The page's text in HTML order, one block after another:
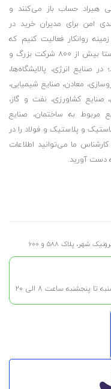
برای کسانی که می‌پرسند روغن shell omala s2 g 680 چند لیتر است، باید
و 1000 لیتری این روغن موجود است. لطفا توجه
بر اینکه مظروف مورد نیاز
در سایت قرار دادیم، تماس
فضای خشک، بدون رطوبت و
در معرض باد و باران نباشد
آن را باز نکنید مگر اینکه
کرد.
هیراد حساب باز می‌کنند و
امن برای مدیران خرید در
روانکار فعالیت کنیم که
باعث رشد روزافزون مجموعه شد. در همین راستا بیش از 800 شرکت بزرگ و
صنایع انرژی، پالایشگاه‌ها،
معادن، صنایع شیمیایی،
صنایع کشاورزی، نفت و گاز،
مربوط به ساختمان، صنایع
و پلاستیک و فولاد را در
کارشناس ما می‌توانید اطلاعات
دست آورید.
پنجشنبه ساعت 8 الی ۲۰